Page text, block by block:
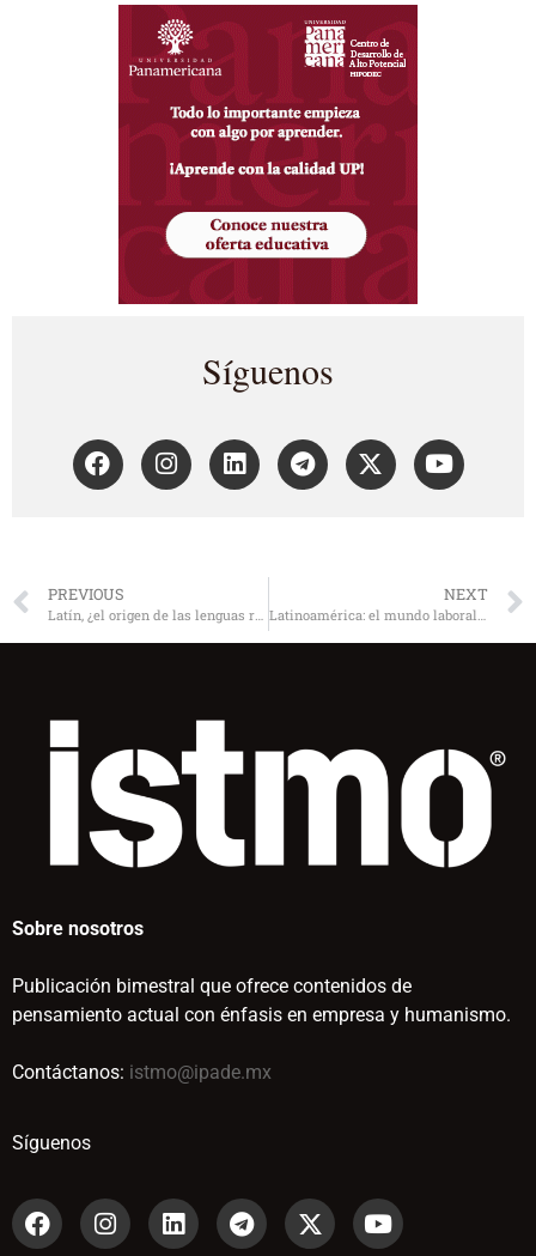
Síguenos
PREVIOUS NEXT
Sobre nosotros
Publicación bimestral que ofrece contenidos de
pensamiento actual con énfasis en empresa y humanismo.
Contáctanos: istmo@ipade.mx
Síguenos